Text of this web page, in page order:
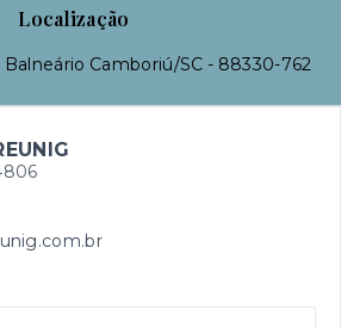
Localização
Camboriú/SC - 88330-762